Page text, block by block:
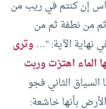
إن كنتم في ريب من
ثم من نطفة ثم من
نهاية الآية: “… وترى
الماء اهتزت وربت
السياق الثاني فجو
بأنها خاشعة: